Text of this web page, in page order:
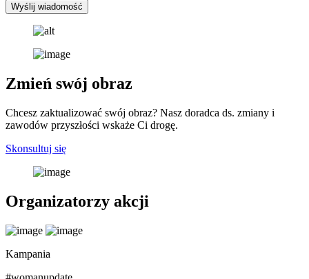
Wyślij wiadomość
Zmień swój obraz
Chcesz zaktualizować swój obraz? Nasz doradca ds. zmiany i
zawodów przyszłości wskaże Ci drogę.
Skonsultuj się
Organizatorzy akcji
Kampania